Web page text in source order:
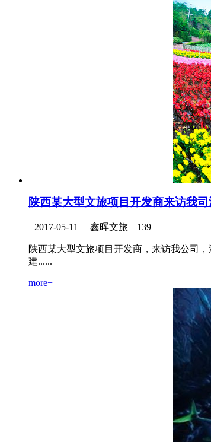
陕西某大型文旅项目开发商来访我
2017-05-11 鑫晖文旅 139
陕西某大型文旅项目开发商，来访我公司
建......
more+